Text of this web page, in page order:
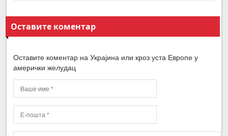
Оставите коментар
Оставите коментар на Украјина или кроз уста Европе у
амерички желудац